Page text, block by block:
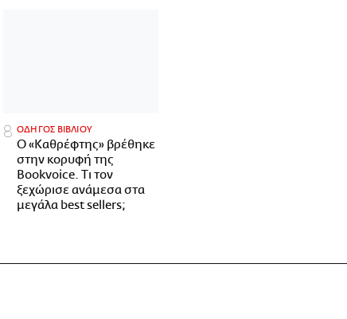
ΟΔΗΓΟΣ ΒΙΒΛΙΟΥ
Ο «Καθρέφτης» βρέθηκε
στην κορυφή της
Bookvoice. Τι τον
ξεχώρισε ανάμεσα στα
μεγάλα best sellers;